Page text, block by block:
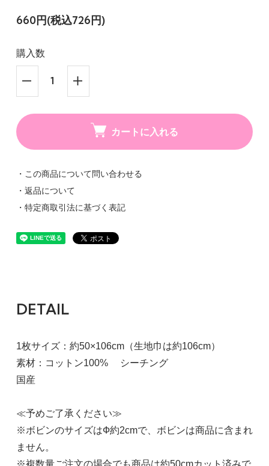
660円(税込726円)
購入数
カートに入れる
・この商品について問い合わせる
・返品について
・特定商取引法に基づく表記
DETAIL
1枚サイズ：約50×106cm（生地巾は約106cm）
素材：コットン100% シーチング
国産
≪予めご了承ください≫
※ボビンのサイズはФ約2cmで、ボビンは商品に含まれ
ません。